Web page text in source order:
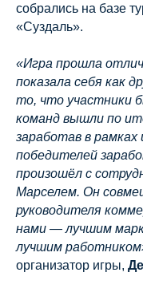
собрались на базе
«Суздаль».
«Игра прошла
показала себя как
то, что участники
команд вышли по
заработав в
победителей
произошёл с
Марселем. Он
руководителя
нами — лучшим
лучшим
организатор игры,